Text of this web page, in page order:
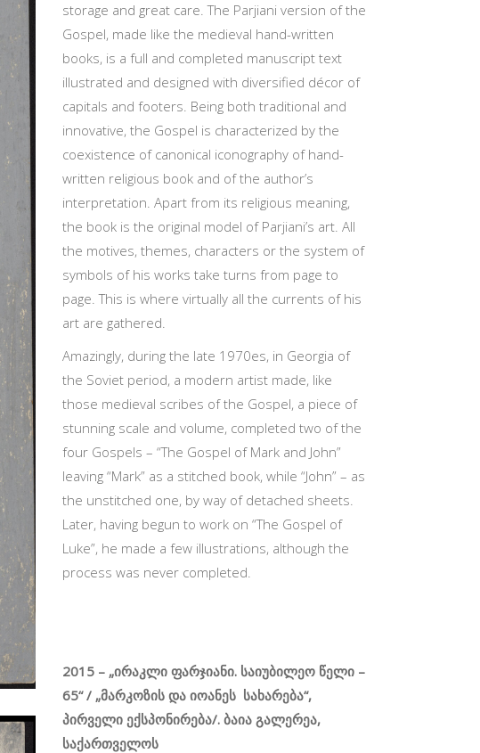
storage and great care. The Parjiani version of the
Gospel, made like the medieval hand-written
books, is a full and completed manuscript text
illustrated and designed with diversified décor of
capitals and footers. Being both traditional and
innovative, the Gospel is characterized by the
coexistence of canonical iconography of hand-
written religious book and of the author’s
interpretation. Apart from its religious meaning,
the book is the original model of Parjiani’s art. All
the motives, themes, characters or the system of
symbols of his works take turns from page to
page. This is where virtually all the currents of his
art are gathered.
Amazingly, during the late 1970es, in Georgia of
the Soviet period, a modern artist made, like
those medieval scribes of the Gospel, a piece of
stunning scale and volume, completed two of the
four Gospels – “The Gospel of Mark and John”
leaving “Mark” as a stitched book, while “John” – as
the unstitched one, by way of detached sheets.
Later, having begun to work on “The Gospel of
Luke”, he made a few illustrations, although the
process was never completed.
2015 – „ირაკლი ფარჯიანი. საიუბილეო წელი –
65“ / „მარკოზის და იოანეს სახარება“,
პირველი ექსპონირება/. ბაია გალერეა,
საქართველოს